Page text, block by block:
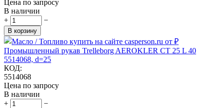
Цена по запросу
В наличии
+
−
В корзину
Промышленный рукав Trelleborg AEROKLER CT 25 L 40
5514068, d=25
КОД:
5514068
Цена по запросу
В наличии
+
−